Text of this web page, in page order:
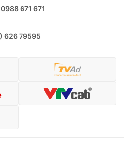
0988 671 671
626 79595